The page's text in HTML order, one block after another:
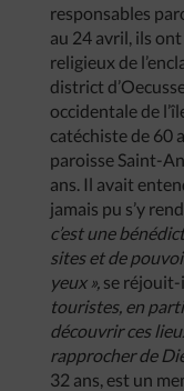
responsables
au 24 avril, ils
religieux de
district
occidentale de
catéchiste de 60
paroisse Saint-
ans. Il avait
jamais pu s’y
c’est une
sites et de
yeux », se réjouit-
touristes, en
découvrir ces
rapprocher de
32 ans, est un